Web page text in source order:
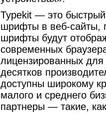
Typekit — это
шрифты в веб-сайты,
шрифты будут
современных
лицензированных
десятков
доступны широкому
малого и среднего
партнеры — такие,